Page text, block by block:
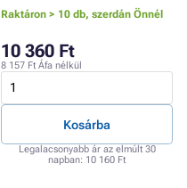
Raktáron > 10 db, szerdán Önnél
10 360 Ft
8 157 Ft Áfa nélkül
Kosárba
Legalacsonyabb ár az elmúlt 30
napban: 10 160 Ft